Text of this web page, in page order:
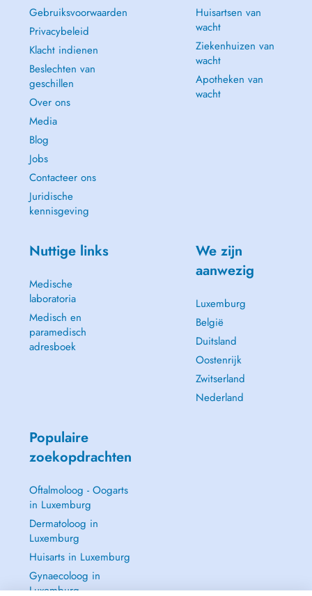
Eclaircissement dentaire
Gebruiksvoorwaarden
Privacybeleid
Klacht indienen
Beslechten van
geschillen
Over ons
Media
Blog
Jobs
Contacteer ons
Juridische
kennisgeving
Huisartsen van
wacht
Ziekenhuizen van
wacht
Apotheken van
wacht
Nuttige links
Medische
laboratoria
Medisch en
paramedisch
adresboek
We zijn
aanwezig
Luxemburg
België
Duitsland
Oostenrijk
Zwitserland
Nederland
Populaire
zoekopdrachten
Oftalmoloog - Oogarts
in Luxemburg
Dermatoloog in
Luxemburg
Huisarts in Luxemburg
Gynaecoloog in
Luxemburg